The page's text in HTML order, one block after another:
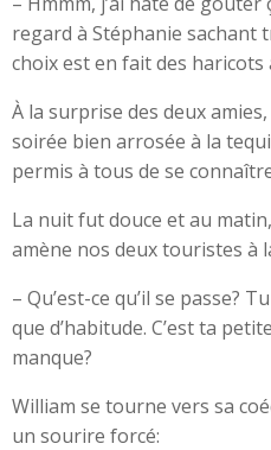
regard à Stéphanie sachant
choix est en fait des haricots
À la surprise des deux
soirée bien arrosée à la
permis à tous de se
La nuit fut douce et au
amène nos deux touristes à
– Qu’est-ce qu’il se passe?
que d’habitude. C’est ta
manque?
William se tourne vers sa
un sourire forcé: